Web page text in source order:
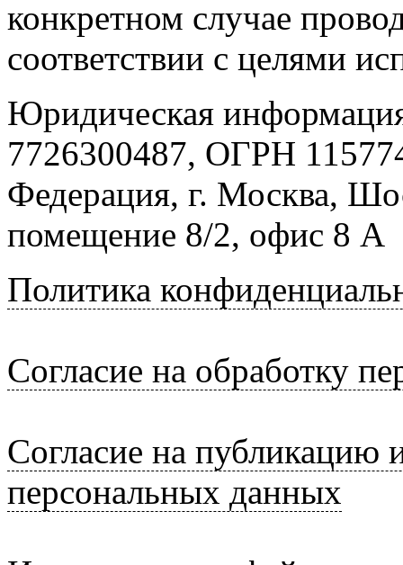
конкретном случае
соответствии с целями
Юридическая
7726300487, ОГРН
Федерация, г. Москва,
помещение 8/2, офис 8 А
Политика
Согласие на обработку
Согласие на публикацию
персональных данных